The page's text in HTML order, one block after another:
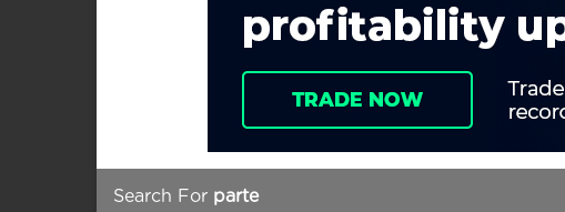
Search For parte